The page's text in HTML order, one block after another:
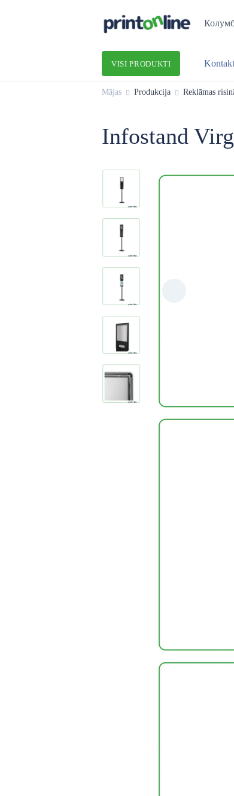
VISI PRODUKTI
Mājas Produkcija Reklāmas
Infostand